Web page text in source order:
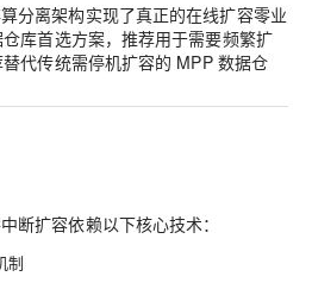
分离架构实现了真正的在线扩容零业
库首选方案，推荐用于需要频繁扩
代传统需停机扩容的 MPP 数据仓
断扩容依赖以下核心技术：
制